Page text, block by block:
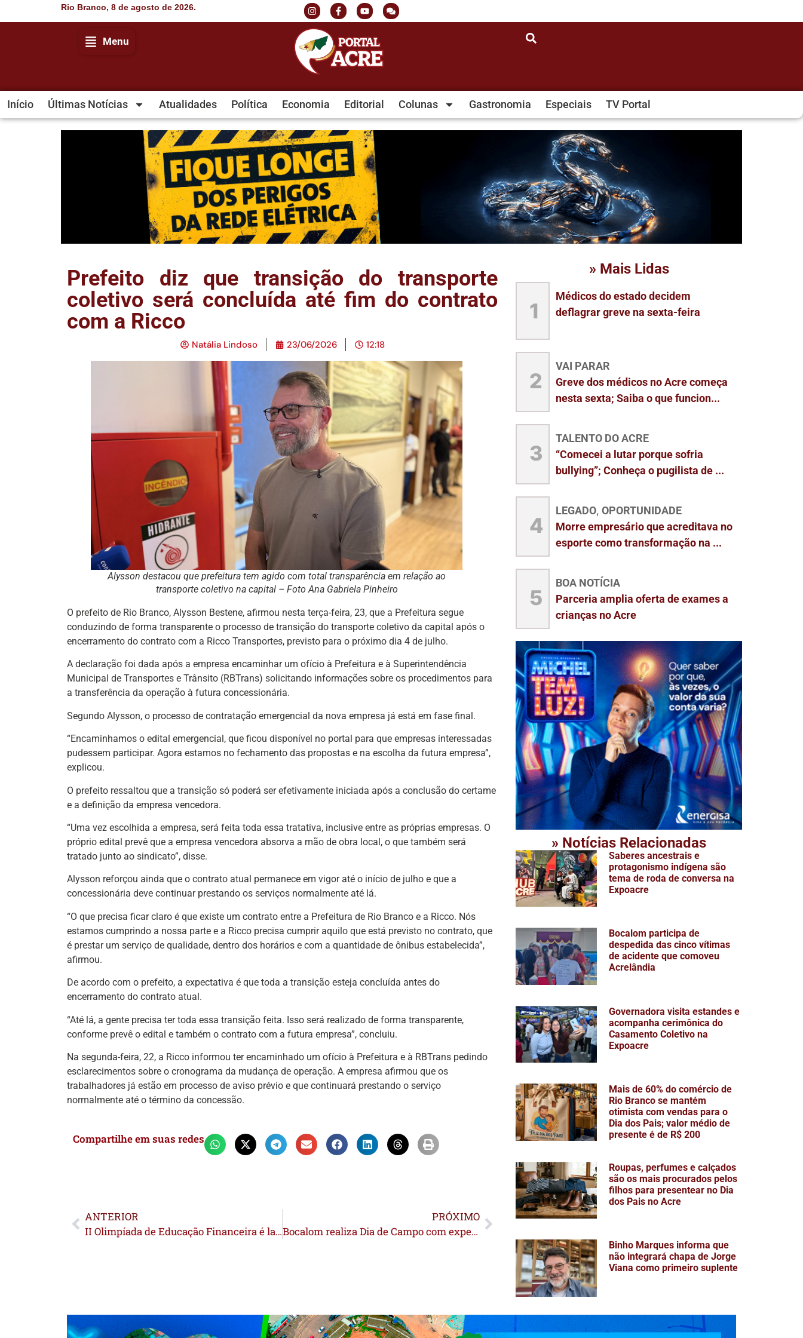
Rio Branco, 8 de agosto de 2026.
Menu
Início Últimas Notícias Atualidades Política Economia Editorial Colunas Gastronomia Especiais TV Portal
Prefeito diz que transição do transporte
coletivo será concluída até fim do contrato
com a Ricco
Natália Lindoso 23/06/2026 12:18
Alysson destacou que prefeitura tem agido com total transparência em relação ao
transporte coletivo na capital – Foto Ana Gabriela Pinheiro
O prefeito de Rio Branco, Alysson Bestene, afirmou nesta terça-feira, 23, que a Prefeitura segue
conduzindo de forma transparente o processo de transição do transporte coletivo da capital após o
encerramento do contrato com a Ricco Transportes, previsto para o próximo dia 4 de julho.
A declaração foi dada após a empresa encaminhar um ofício à Prefeitura e à Superintendência
Municipal de Transportes e Trânsito (RBTrans) solicitando informações sobre os procedimentos para
a transferência da operação à futura concessionária.
Segundo Alysson, o processo de contratação emergencial da nova empresa já está em fase final.
“Encaminhamos o edital emergencial, que ficou disponível no portal para que empresas interessadas
pudessem participar. Agora estamos no fechamento das propostas e na escolha da futura empresa”,
explicou.
O prefeito ressaltou que a transição só poderá ser efetivamente iniciada após a conclusão do certame
e a definição da empresa vencedora.
“Uma vez escolhida a empresa, será feita toda essa tratativa, inclusive entre as próprias empresas. O
próprio edital prevê que a empresa vencedora absorva a mão de obra local, o que também será
tratado junto ao sindicato”, disse.
Alysson reforçou ainda que o contrato atual permanece em vigor até o início de julho e que a
concessionária deve continuar prestando os serviços normalmente até lá.
“O que precisa ficar claro é que existe um contrato entre a Prefeitura de Rio Branco e a Ricco. Nós
estamos cumprindo a nossa parte e a Ricco precisa cumprir aquilo que está previsto no contrato, que
é prestar um serviço de qualidade, dentro dos horários e com a quantidade de ônibus estabelecida”,
afirmou.
De acordo com o prefeito, a expectativa é que toda a transição esteja concluída antes do
encerramento do contrato atual.
“Até lá, a gente precisa ter toda essa transição feita. Isso será realizado de forma transparente,
conforme prevê o edital e também o contrato com a futura empresa”, concluiu.
Na segunda-feira, 22, a Ricco informou ter encaminhado um ofício à Prefeitura e à RBTrans pedindo
esclarecimentos sobre o cronograma da mudança de operação. A empresa afirmou que os
trabalhadores já estão em processo de aviso prévio e que continuará prestando o serviço
normalmente até o término da concessão.
Compartilhe em suas redes
ANTERIOR
II Olimpíada de Educação Financeira é lançada com premiação de R$ 560 mil e expectativa de alcançar 25 mil estudantes no Acre
PRÓXIMO
Bocalom realiza Dia de Campo com experiência prática sobre produção de café para formandos do Curso Técnico em Agronegócio do Ieptec
» Mais Lidas
1
Médicos do estado decidem
deflagrar greve na sexta-feira
2
VAI PARAR
Greve dos médicos no Acre começa
nesta sexta; Saiba o que funcion...
3
TALENTO DO ACRE
“Comecei a lutar porque sofria
bullying”; Conheça o pugilista de ...
4
LEGADO, OPORTUNIDADE
Morre empresário que acreditava no
esporte como transformação na ...
5
BOA NOTÍCIA
Parceria amplia oferta de exames a
crianças no Acre
» Notícias Relacionadas
Saberes ancestrais e
protagonismo indígena são
tema de roda de conversa na
Expoacre
Bocalom participa de
despedida das cinco vítimas
de acidente que comoveu
Acrelândia
Governadora visita estandes e
acompanha cerimônica do
Casamento Coletivo na
Expoacre
Mais de 60% do comércio de
Rio Branco se mantém
otimista com vendas para o
Dia dos Pais; valor médio de
presente é de R$ 200
Roupas, perfumes e calçados
são os mais procurados pelos
filhos para presentear no Dia
dos Pais no Acre
Binho Marques informa que
não integrará chapa de Jorge
Viana como primeiro suplente